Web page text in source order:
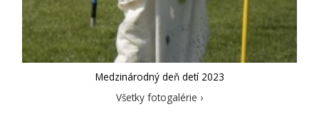
Medzinárodný deň detí 2023
Všetky fotogalérie ›